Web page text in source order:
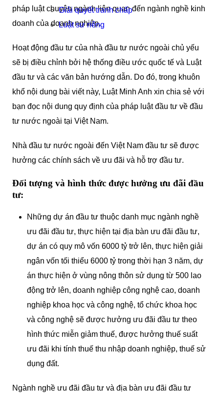
Giải quyết tranh chấp
Luật sư riêng
pháp luật chuyên ngành liên quan đến ngành nghề kinh
doanh của doanh nghiệp.
Hoạt động đầu tư của nhà đầu tư nước ngoài chủ yếu
sẽ bị điều chỉnh bởi hệ thống điều ước quốc tế và Luật
đầu tư và các văn bản hướng dẫn. Do đó, trong khuôn
khổ nội dung bài viết này, Luật Minh Anh xin chia sẻ với
bạn đọc nội dung quy định của pháp luật đầu tư về đầu
tư nước ngoài tại Việt Nam.
Nhà đầu tư nước ngoài đến Việt Nam đầu tư sẽ được
hưởng các chính sách về ưu đãi và hỗ trợ đầu tư.
Đối tượng và hình thức được hưởng ưu đãi đầu
tư:
Những dự án đầu tư thuộc danh mục ngành nghề
ưu đãi đầu tư, thực hiện tại địa bàn ưu đãi đầu tư,
dự án có quy mô vốn 6000 tỷ trở lên, thực hiện giải
ngân vốn tối thiểu 6000 tỷ trong thời hạn 3 năm, dự
án thực hiện ở vùng nông thôn sử dụng từ 500 lao
động trở lên, doanh nghiệp công nghệ cao, doanh
nghiệp khoa học và công nghệ, tổ chức khoa học
và công nghệ sẽ được hưởng ưu đãi đầu tư theo
hình thức miễn giảm thuế, được hưởng thuế suất
ưu đãi khi tính thuế thu nhập doanh nghiệp, thuế sử
dụng đất.
Ngành nghề ưu đãi đầu tư và địa bàn ưu đãi đầu tư